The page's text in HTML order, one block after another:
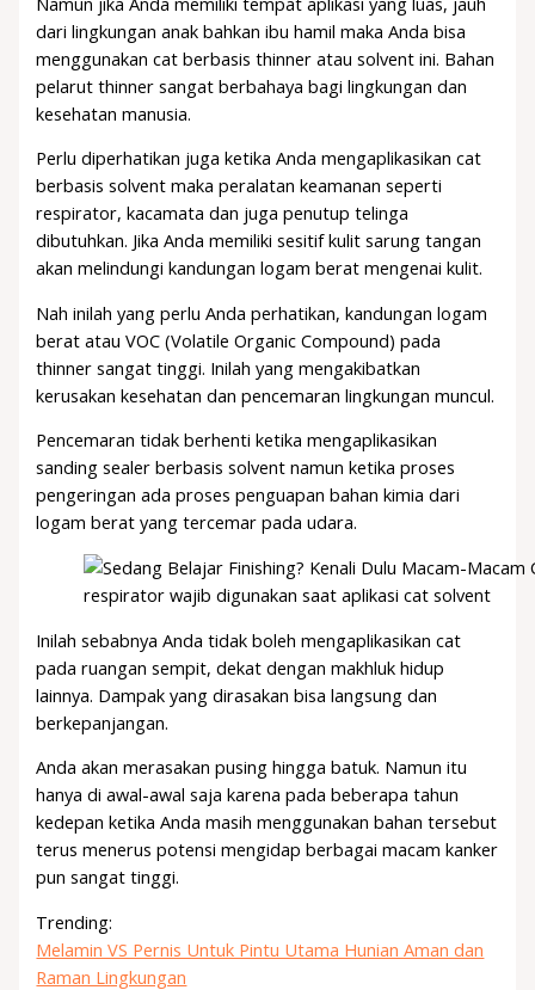
dari lingkungan anak bahkan ibu hamil maka Anda bisa
menggunakan cat berbasis thinner atau solvent ini. Bahan
pelarut thinner sangat berbahaya bagi lingkungan dan
kesehatan manusia.
Perlu diperhatikan juga ketika Anda mengaplikasikan cat
berbasis solvent maka peralatan keamanan seperti
respirator, kacamata dan juga penutup telinga
dibutuhkan. Jika Anda memiliki sesitif kulit sarung tangan
akan melindungi kandungan logam berat mengenai kulit.
Nah inilah yang perlu Anda perhatikan, kandungan logam
berat atau VOC (Volatile Organic Compound) pada
thinner sangat tinggi. Inilah yang mengakibatkan
kerusakan kesehatan dan pencemaran lingkungan muncul.
Pencemaran tidak berhenti ketika mengaplikasikan
sanding sealer berbasis solvent namun ketika proses
pengeringan ada proses penguapan bahan kimia dari
logam berat yang tercemar pada udara.
respirator wajib digunakan saat aplikasi cat solvent
Inilah sebabnya Anda tidak boleh mengaplikasikan cat
pada ruangan sempit, dekat dengan makhluk hidup
lainnya. Dampak yang dirasakan bisa langsung dan
berkepanjangan.
Anda akan merasakan pusing hingga batuk. Namun itu
hanya di awal-awal saja karena pada beberapa tahun
kedepan ketika Anda masih menggunakan bahan tersebut
terus menerus potensi mengidap berbagai macam kanker
pun sangat tinggi.
Trending:
Melamin VS Pernis Untuk Pintu Utama Hunian Aman dan
Raman Lingkungan